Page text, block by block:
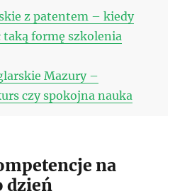
z patentem – kiedy
taką formę szkolenia
Mazury –
czy spokojna nauka
na
dzień